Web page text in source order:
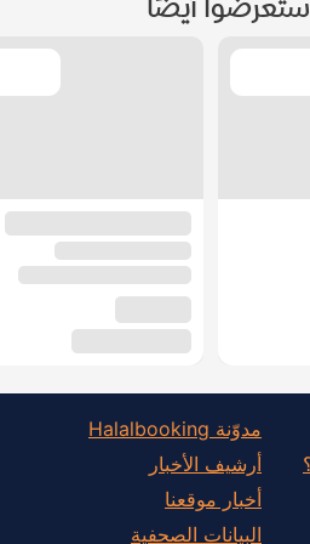
أيضًا
مدوّنة Halalbooking
أرشيف الأخبار
أخبار موقعنا
البيانات الصحفية